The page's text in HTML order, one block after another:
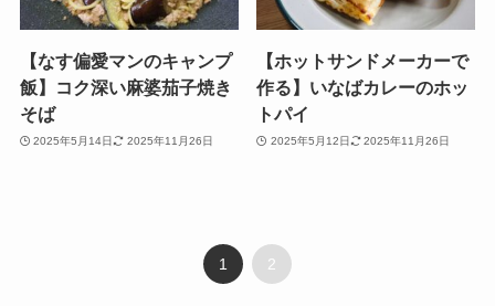
【なす偏愛マンのキャンプ
飯】コク深い麻婆茄子焼き
そば
2025年5月14日 2025年11月26日
【ホットサンドメーカーで
作る】いなばカレーのホッ
トパイ
2025年5月12日 2025年11月26日
1 2